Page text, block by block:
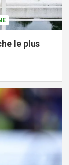
le plus